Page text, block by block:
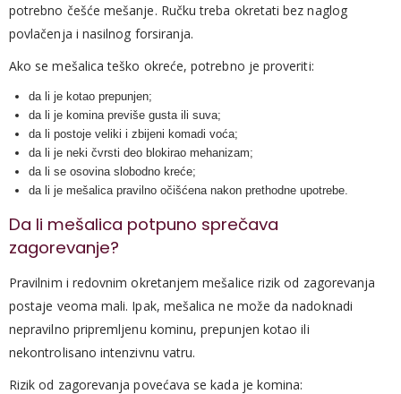
potrebno češće mešanje. Ručku treba okretati bez naglog
povlačenja i nasilnog forsiranja.
Ako se mešalica teško okreće, potrebno je proveriti:
da li je kotao prepunjen;
da li je komina previše gusta ili suva;
da li postoje veliki i zbijeni komadi voća;
da li je neki čvrsti deo blokirao mehanizam;
da li se osovina slobodno kreće;
da li je mešalica pravilno očišćena nakon prethodne upotrebe.
Da li mešalica potpuno sprečava
zagorevanje?
Pravilnim i redovnim okretanjem mešalice rizik od zagorevanja
postaje veoma mali. Ipak, mešalica ne može da nadoknadi
nepravilno pripremljenu kominu, prepunjen kotao ili
nekontrolisano intenzivnu vatru.
Rizik od zagorevanja povećava se kada je komina: